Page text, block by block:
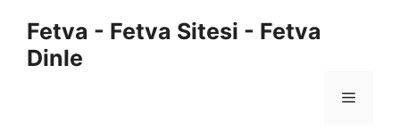
Fetva - Fetva Sitesi - Fetva
Dinle
Menü